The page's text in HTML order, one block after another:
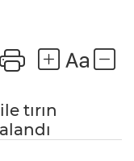
tırın